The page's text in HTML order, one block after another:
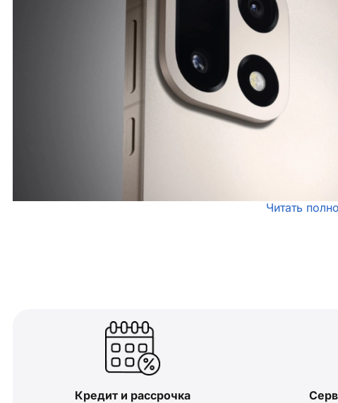
Читать
Кредит и рассрочка